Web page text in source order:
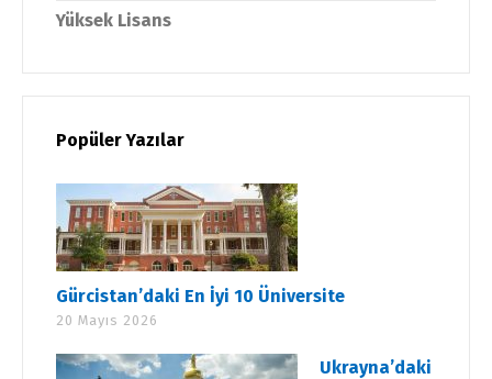
Yüksek Lisans
Popüler Yazılar
Gürcistan’daki En İyi 10 Üniversite
20 Mayıs 2026
Ukrayna’daki